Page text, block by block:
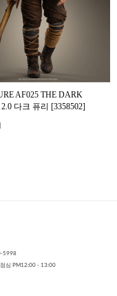
AF025 THE DARK
다크 퓨리 [3358502]
5998
심 PM12:00 - 13:00